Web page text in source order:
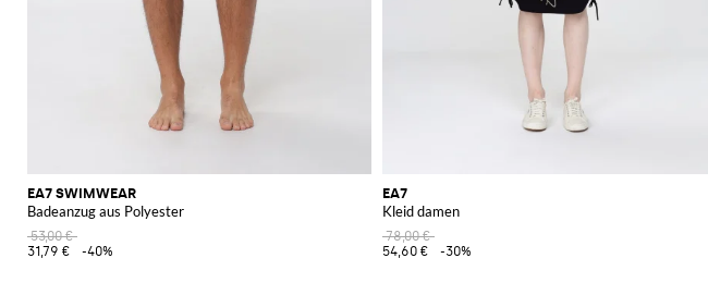
EA7 SWIMWEAR
Badeanzug aus Polyester
53,00 €
31,79 €
-40%
EA7
Kleid damen
78,00 €
54,60 €
-30%